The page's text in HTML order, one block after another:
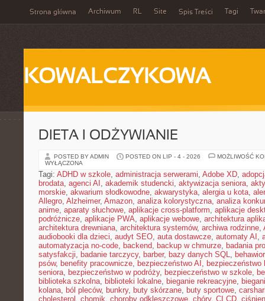
Strona główna Archiwum RL Site Spis Treści Tagi
KOWALCZYKOWA
DIETA I ODŻYWIANIE
POSTED BY ADMIN POSTED ON LIP - 4 - 2026
MOŻLIWOŚĆ
WYŁĄCZONA
Tagi: ADHD w szkole, administracja serwerami, Adobe XD,
brodata, agenci AI , akademik studencki, aktywizacja seniora,
morskie, akwarium słodkowodne, akwarystyka, alergia u kota,
Allegro, Alzheimer, Amazon, analiza kolorystyczna, analiza
anime, aparaty słuchowe, aplikacje cross-platform, aplikacje
podróżnicze, aplikacje PWA, aplikacje webowe, architektura
architektura drewniana, architektura systemów, archiwa rodzinne,
audiobooki dla dzieci, audyt SEO, auta dostawcze, automaty AI ,
automatyzacja no-code, backend, backup w chmurze, badania
satysfakcji, badanie tarczycy, barber, bazy danych SQL,
psów, benefity pracownicze, bezpieczeństwo AI , bezpieczeństwo
seniora, bezpieczeństwo w podróży, bezpieczeństwo w szkole,
biblioteka szkolna, biblioteki lokalne, bieganie rekreacyjne,
kolana, ból pleców, bunkry, buty skórzane, buty sportowe,
cholesterol , chomik, choroby odkleszczowe, chóry, CI CD,